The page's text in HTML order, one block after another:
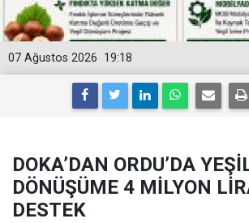
19:18
07 Ağustos 2026
DOKA’DAN ORDU’DA
DÖNÜŞÜME 4 MİLYON
DESTEK